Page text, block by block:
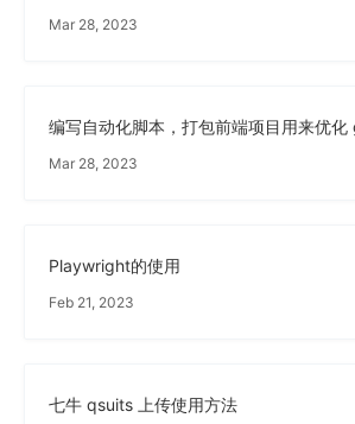
Mar 28, 2023
编写自动化脚本，打包前端项目用来优化
Mar 28, 2023
Playwright的使用
Feb 21, 2023
七牛 qsuits 上传使用方法